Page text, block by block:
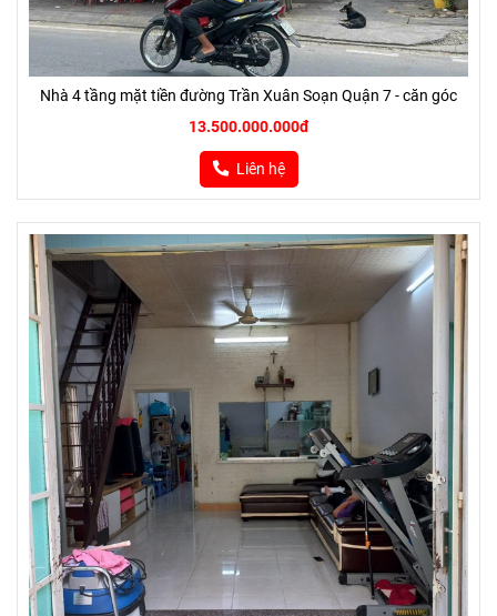
Nhà 4 tầng mặt tiền đường Trần Xuân Soạn Quận 7 - căn góc
13.500.000.000đ
Liên hệ